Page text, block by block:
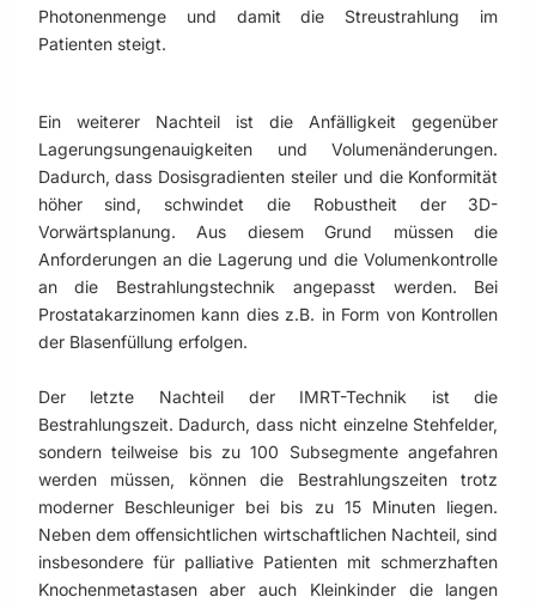
Photonenmenge und damit die Streustrahlung im
Patienten steigt.
Ein weiterer Nachteil ist die Anfälligkeit gegenüber
Lagerungsungenauigkeiten und Volumenänderungen.
Dadurch, dass Dosisgradienten steiler und die Konformität
höher sind, schwindet die Robustheit der 3D-
Vorwärtsplanung. Aus diesem Grund müssen die
Anforderungen an die Lagerung und die Volumenkontrolle
an die Bestrahlungstechnik angepasst werden. Bei
Prostatakarzinomen kann dies z.B. in Form von Kontrollen
der Blasenfüllung erfolgen.
Der letzte Nachteil der IMRT-Technik ist die
Bestrahlungszeit. Dadurch, dass nicht einzelne Stehfelder,
sondern teilweise bis zu 100 Subsegmente angefahren
werden müssen, können die Bestrahlungszeiten trotz
moderner Beschleuniger bei bis zu 15 Minuten liegen.
Neben dem offensichtlichen wirtschaftlichen Nachteil, sind
insbesondere für palliative Patienten mit schmerzhaften
Knochenmetastasen aber auch Kleinkinder die langen